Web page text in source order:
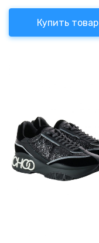
Купить товар